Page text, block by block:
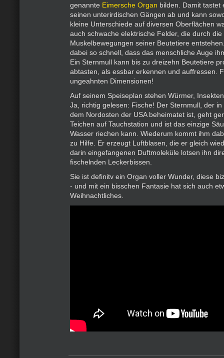
genannte Eimersche Organ bilden. Damit tastet
seinen unterirdischen Gängen ab und kann
kleine Unterschiede auf diversen Oberflächen
auch schwache elektrische Felder, die durch die
Muskelbewegungen seiner Beutetiere
dabei so schnell, dass das menschliche Auge
Ein Sternmull kann bis zu dreizehn Beutetiere
abtasten, als essbar erkennen und auffressen.
ungeahnten Dimensionen!
Auf seinem Speiseplan stehen Würmer,
Ja, richtig gelesen: Fische! Der Sternmull, der
dem Nordosten der USA beheimatet ist, geht
Teichen auf Tauchstation und ist das einzige
Wasser riechen kann. Wiederum kommt ihm
zu Hilfe. Er erzeugt Luftblasen, die er gleich
darin eingefangenen Duftmoleküle lotsen ihn
fischelnden Leckerbissen.
Sie ist definitv ein Organ voller Wunder, diese
- und mit ein bisschen Fantasie hat sich auch
Weihnachtliches.